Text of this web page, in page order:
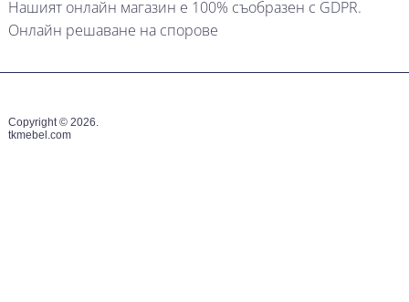
Нашият онлайн магазин е 100% съобразен с GDPR.
Онлайн решаване на спорове
Copyright © 2026.
tkmebel.com